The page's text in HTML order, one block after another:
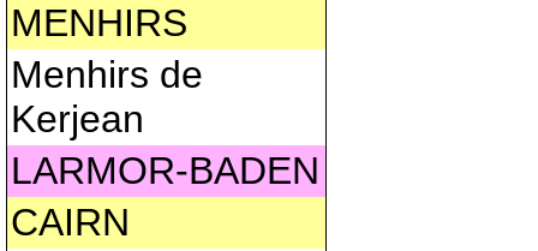
MENHIRS
Menhirs de
Kerjean
LARMOR-BADEN
CAIRN